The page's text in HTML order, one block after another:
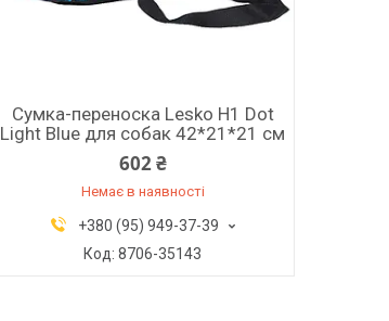
Сумка-переноска Lesko H1 Dot
Light Blue для собак 42*21*21 см
602 ₴
Немає в наявності
+380 (95) 949-37-39
8706-35143